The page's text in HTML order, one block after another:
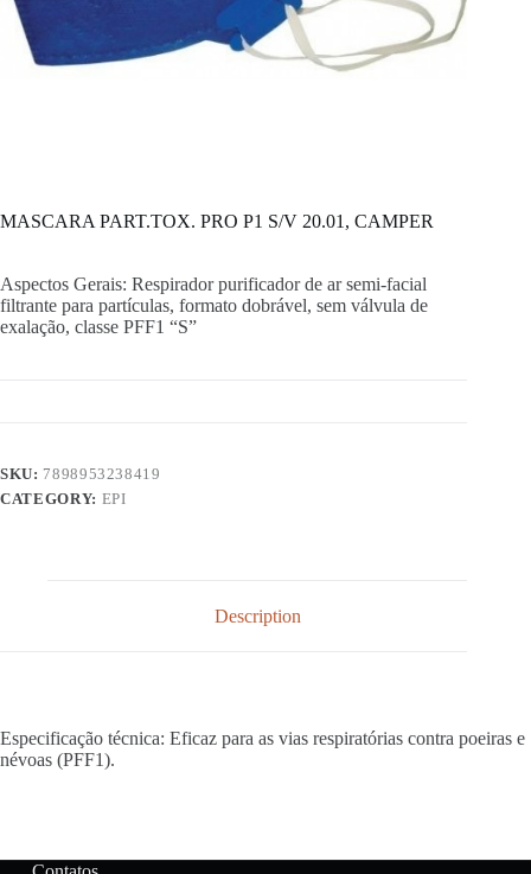
MASCARA PART.TOX. PRO P1 S/V 20.01, CAMPER
Aspectos Gerais: Respirador purificador de ar semi-facial
filtrante para partículas, formato dobrável, sem válvula de
exalação, classe PFF1 “S”
SKU: 7898953238419
CATEGORY: EPI
Description
Especificação técnica: Eficaz para as vias respiratórias contra poeiras e
névoas (PFF1).